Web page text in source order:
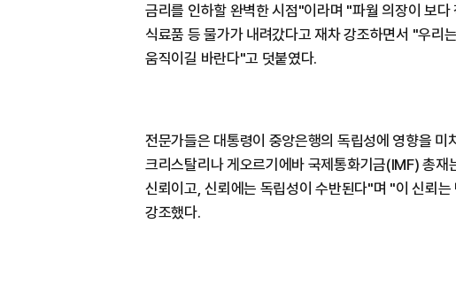
금리를 인하할 완벽한 시점"이라며 "파월 의장이 보
식료품 등 물가가 내려갔다고 재차 강조하면서 "우리
움직이길 바란다"고 덧붙였다.
전문가들은 대통령이 중앙은행의 독립성에 영향을 미
크리스탈리나 게오르기에바 국제통화기금(IMF) 총
신뢰이고, 신뢰에는 독립성이 수반된다"며 "이 신뢰
강조했다.